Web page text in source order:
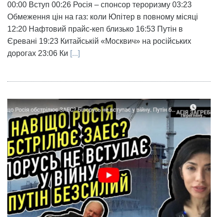
00:00 Вступ 00:26 Росія – спонсор тероризму 03:23
Обмеження цін на газ: коли Юпітер в повному місяці
12:20 Нафтовий прайс-кеп близько 16:53 Путін в
Єревані 19:23 Китайській «Москвич» на російських
дорогах 23:06 Ки [...]